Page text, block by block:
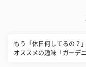
もう「休日何してるの？
オススメの趣味「ガーデ